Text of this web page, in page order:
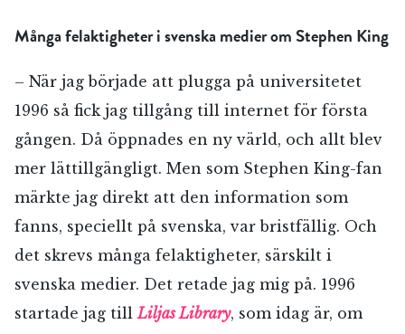
Många felaktigheter i svenska medier om Stephen King
– När jag började att plugga på universitetet
1996 så fick jag tillgång till internet för första
gången. Då öppnades en ny värld, och allt blev
mer lättillgängligt. Men som Stephen King-fan
märkte jag direkt att den information som
fanns, speciellt på svenska, var bristfällig. Och
det skrevs många felaktigheter, särskilt i
svenska medier. Det retade jag mig på. 1996
startade jag till Liljas Library, som idag är, om